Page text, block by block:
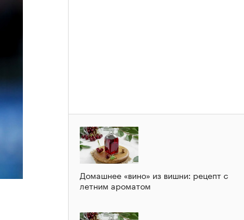
Домашнее «вино» из вишни: рецепт с
летним ароматом